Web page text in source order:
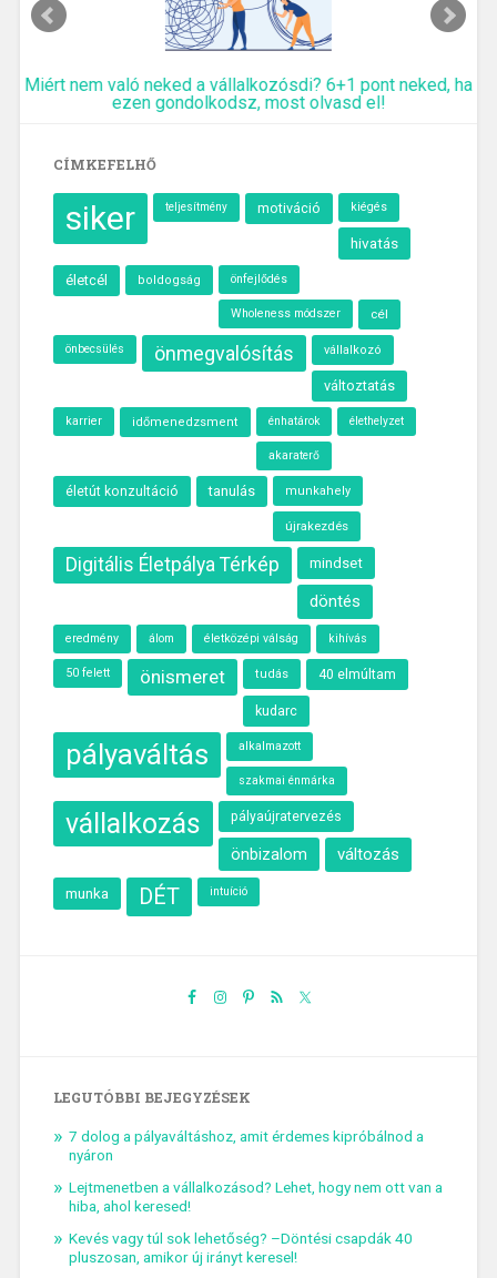
Miért nem való neked a vállalkozósdi? 6+1 pont neked, ha
ezen gondolkodsz, most olvasd el!
CÍMKEFELHŐ
siker teljesítmény motiváció kiégés
hivatás
életcél boldogság önfejlődés
Wholeness módszer cél
önbecsülés önmegvalósítás vállalkozó
változtatás
karrier időmenedzsment énhatárok élethelyzet
akaraterő
életút konzultáció tanulás munkahely
újrakezdés
Digitális Életpálya Térkép mindset
döntés
eredmény álom életközépi válság kihívás
50 felett önismeret tudás 40 elmúltam
kudarc
pályaváltás alkalmazott
szakmai énmárka
vállalkozás pályaújratervezés
önbizalom változás
munka DÉT intuíció
LEGUTÓBBI BEJEGYZÉSEK
7 dolog a pályaváltáshoz, amit érdemes kipróbálnod a
nyáron
Lejtmenetben a vállalkozásod? Lehet, hogy nem ott van a
hiba, ahol keresed!
Kevés vagy túl sok lehetőség? –Döntési csapdák 40
pluszosan, amikor új irányt keresel!